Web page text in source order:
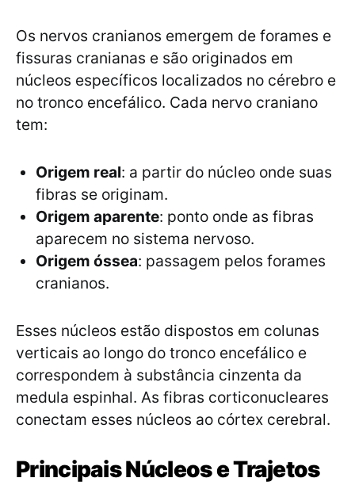
Os nervos cranianos emergem de forames e
fissuras cranianas e são originados em
núcleos específicos localizados no cérebro e
no tronco encefálico. Cada nervo craniano
tem:
Origem real: a partir do núcleo onde suas
fibras se originam.
Origem aparente: ponto onde as fibras
aparecem no sistema nervoso.
Origem óssea: passagem pelos forames
cranianos.
Esses núcleos estão dispostos em colunas
verticais ao longo do tronco encefálico e
correspondem à substância cinzenta da
medula espinhal. As fibras corticonucleares
conectam esses núcleos ao córtex cerebral.
Principais Núcleos e Trajetos